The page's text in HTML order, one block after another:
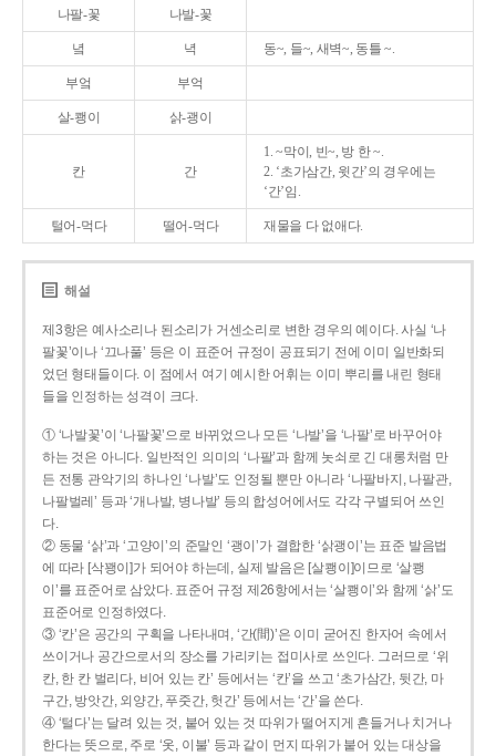
나팔-꽃 나발-꽃
녘 녁 동~, 들~, 새벽~, 동틀 ~.
부엌 부억
살-쾡이 삵-괭이
칸 간
1. ~막이, 빈~, 방 한 ~.
2. ‘초가삼간, 윗간’의 경우에는
‘간’임.
털어-먹다 떨어-먹다 재물을 다 없애다.
해설
제3항은 예사소리나 된소리가 거센소리로 변한 경우의 예이다. 사실 ‘나
팔꽃’이나 ‘끄나풀’ 등은 이 표준어 규정이 공표되기 전에 이미 일반화되
었던 형태들이다. 이 점에서 여기 예시한 어휘는 이미 뿌리를 내린 형태
들을 인정하는 성격이 크다.
① ‘나발꽃’이 ‘나팔꽃’으로 바뀌었으나 모든 ‘나발’을 ‘나팔’로 바꾸어야
하는 것은 아니다. 일반적인 의미의 ‘나팔’과 함께 놋쇠로 긴 대롱처럼 만
든 전통 관악기의 하나인 ‘나발’도 인정될 뿐만 아니라 ‘나팔바지, 나팔관,
나팔벌레’ 등과 ‘개나발, 병나발’ 등의 합성어에서도 각각 구별되어 쓰인
다.
② 동물 ‘삵’과 ‘고양이’의 준말인 ‘괭이’가 결합한 ‘삵괭이’는 표준 발음법
에 따라 [삭꽹이]가 되어야 하는데, 실제 발음은 [살쾡이]이므로 ‘살쾡
이’를 표준어로 삼았다. 표준어 규정 제26항에서는 ‘살쾡이’와 함께 ‘삵’도
표준어로 인정하였다.
③ ‘칸’은 공간의 구획을 나타내며, ‘간(間)’은 이미 굳어진 한자어 속에서
쓰이거나 공간으로서의 장소를 가리키는 접미사로 쓰인다. 그러므로 ‘위
칸, 한 칸 벌리다, 비어 있는 칸’ 등에서는 ‘칸’을 쓰고 ‘초가삼간, 뒷간, 마
구간, 방앗간, 외양간, 푸줏간, 헛간’ 등에서는 ‘간’을 쓴다.
④ ‘털다’는 달려 있는 것, 붙어 있는 것 따위가 떨어지게 흔들거나 치거나
한다는 뜻으로, 주로 ‘옷, 이불’ 등과 같이 먼지 따위가 붙어 있는 대상을